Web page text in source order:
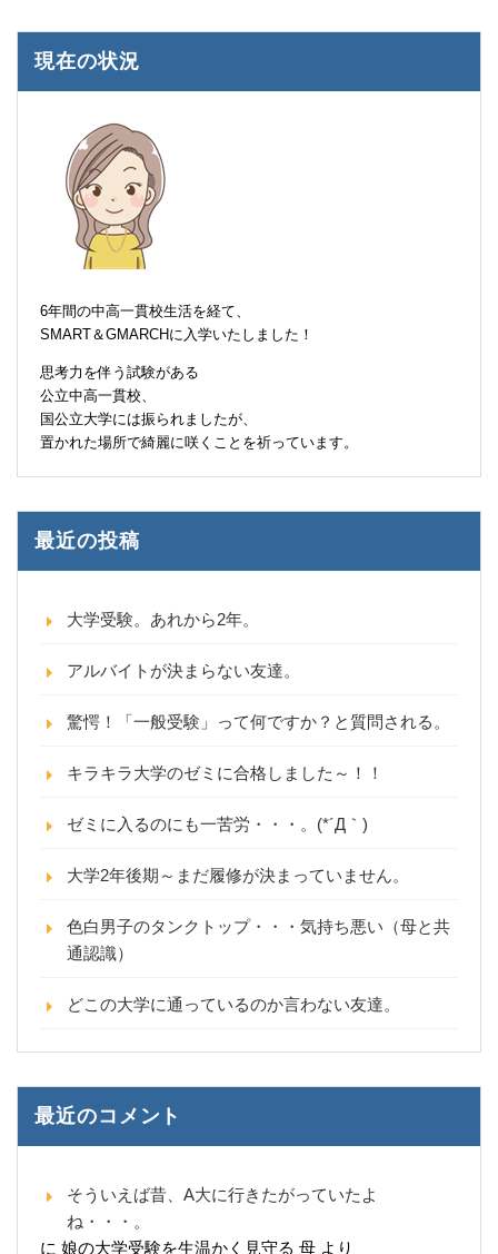
現在の状況
6年間の中高一貫校生活を経て、
SMART＆GMARCHに入学いたしました！
思考力を伴う試験がある
公立中高一貫校、
国公立大学には振られましたが、
置かれた場所で綺麗に咲くことを祈っています。
最近の投稿
大学受験。あれから2年。
アルバイトが決まらない友達。
驚愕！「一般受験」って何ですか？と質問される。
キラキラ大学のゼミに合格しました～！！
ゼミに入るのにも一苦労・・・。(*´Д｀)
大学2年後期～まだ履修が決まっていません。
色白男子のタンクトップ・・・気持ち悪い（母と共
通認識）
どこの大学に通っているのか言わない友達。
最近のコメント
そういえば昔、A大に行きたがっていたよ
ね・・・。
に 娘の大学受験を生温かく見守る 母 より